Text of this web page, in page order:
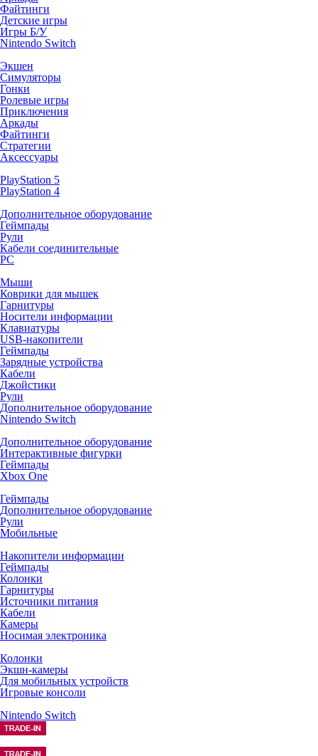
Файтинги
Детские игры
Игры Б/У
Nintendo Switch
Экшен
Симуляторы
Гонки
Ролевые игры
Приключения
Аркады
Файтинги
Стратегии
Аксессуары
PlayStation 5
PlayStation 4
Дополнительное оборудование
Геймпады
Рули
Кабели соединительные
PC
Мыши
Коврики для мышек
Гарнитуры
Носители информации
Клавиатуры
USB-накопители
Геймпады
Зарядные устройства
Кабели
Джойстики
Рули
Дополнительное оборудование
Nintendo Switch
Дополнительное оборудование
Интерактивные фигурки
Геймпады
Xbox One
Геймпады
Дополнительное оборудование
Рули
Мобильные
Накопители информации
Геймпады
Колонки
Гарнитуры
Источники питания
Кабели
Камеры
Носимая электроника
Колонки
Экшн-камеры
Для мобильных устройств
Игровые консоли
Nintendo Switch